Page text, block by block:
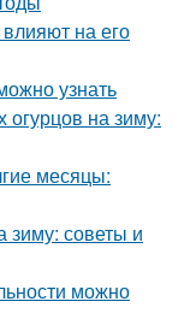
на его
узнать
на зиму:
месяцы:
зиму: советы и
можно